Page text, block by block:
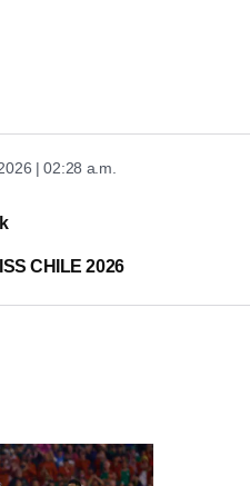
| 02:28 a.m.
CHILE 2026